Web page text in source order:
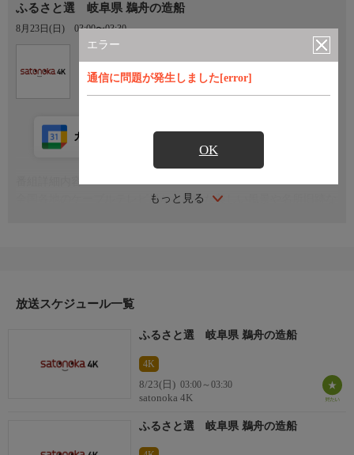
エラー
通信に問題が発生しました[error]
OK
ふるさと選 岐阜県 鵜舟の造船
8月23日(日) 03:00〜03:30
もっと見る
カレンダー登録 アプリ視聴
全国各地のケーブルテレビ局から届いた美しい風景や名所旧跡な
放送スケジュール一覧
ふるさと選 岐阜県 鵜舟の造船
4K
8/23(日) 03:00～03:30
satonoka 4K
ふるさと選 岐阜県 鵜舟の造船